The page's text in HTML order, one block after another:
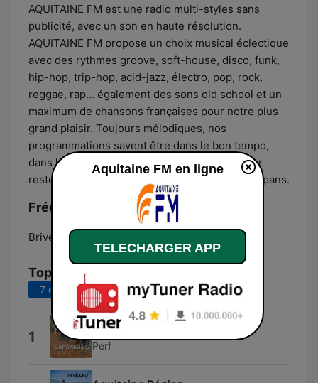
AQUITAINE FM est une radio multi-styles sans
publicité, avec un son en haute résolution.
AQUITAINE FM propose un choix musical éclectique
avec des rythmes groove, soft-house, disco, funk,
hip-hop, trip-hop, acid-jazz, électro, pop, rock,
reggae, rap… également des sons old school et un
maximum de chansons françaises pour notre plus
grand plaisir. Toujours mélodiques, nos
programmations savent être dans le bon tempo,
dans la bonne vibration, juste ce qu’il faut pour
rester à l’écoute, sans jamais agresser vos tympans.
Fréquences Aquitaine FM:
Brive-la-Gaillarde:
Top titres
7 derniers jours 30 derniers jours
1 Il est cinq heures
Perf
Aquitaine FM en ligne
TELECHARGER APP